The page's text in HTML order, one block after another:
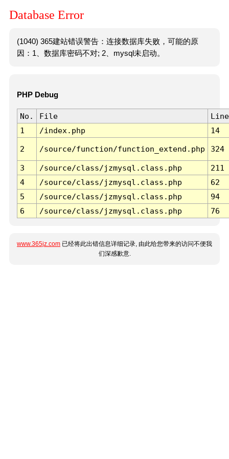
Database Error
(1040) 365建站错误警告：连接数据库失败，可能的原
因：1、数据库密码不对; 2、mysql未启动。
PHP Debug
No. File
Line
1
/index.php 14
2 /source/function/function_extend.php 324
3 /source/class/jzmysql.class.php
211
4
/source/class/jzmysql.class.php
62
5
/source/class/jzmysql.class.php
94
6
/source/class/jzmysql.class.php 76
www.365jz.com 已经将此出错信息详细记录, 由此给您带来的访问不便我
们深感歉意.